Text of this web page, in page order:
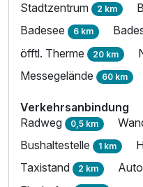
Stadtzentrum 2 km
Badesee 6 km
öfftl. Therme 20 km
Messegelände 60 km
Verkehrsanbindung
Radweg 0,5 km
Bushaltestelle 1 km
Taxistand 2 km